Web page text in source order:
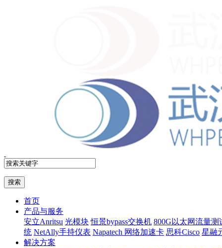
首页
产品与服务
安立Anritsu 光模块 恒景bypass交换机 800G以太网流量测
统 NetAlly手持仪表 Napatech 网络加速卡 思科Cisco 星融
解决方案